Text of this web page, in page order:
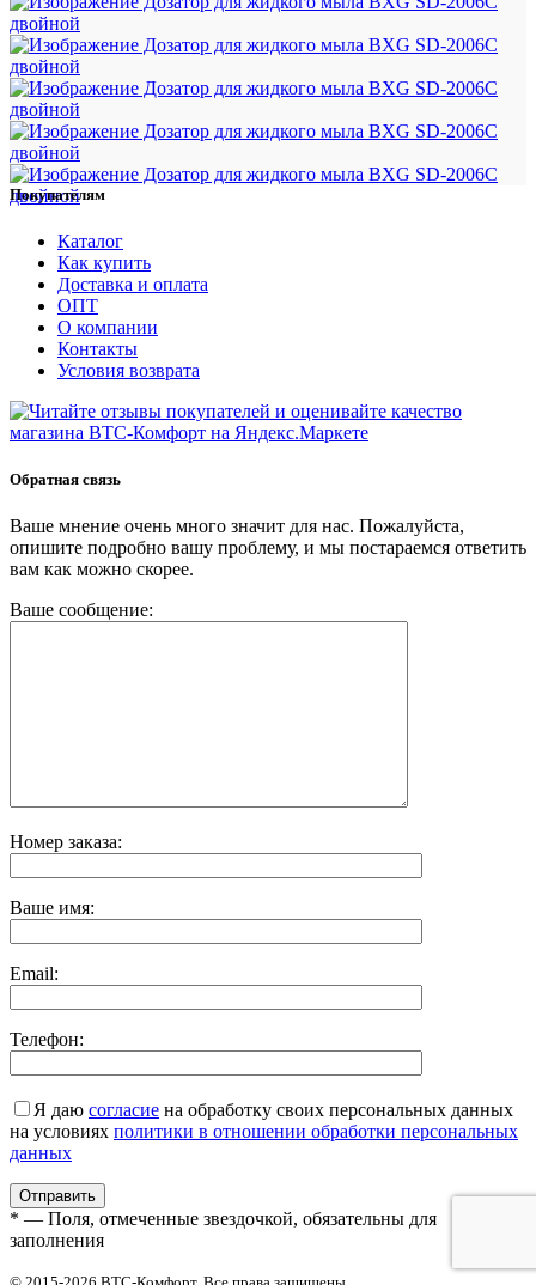
Покупателям
Каталог
Как купить
Доставка и оплата
ОПТ
О компании
Контакты
Условия возврата
Обратная связь
Ваше мнение очень много значит для нас. Пожалуйста,
опишите подробно вашу проблему, и мы постараемся ответить
вам как можно скорее.
Ваше сообщение:
Номер заказа:
Ваше имя:
Email:
Телефон:
Я даю согласие на обработку своих персональных данных
на условиях политики в отношении обработки персональных
данных
* — Поля, отмеченные звездочкой, обязательны для
заполнения